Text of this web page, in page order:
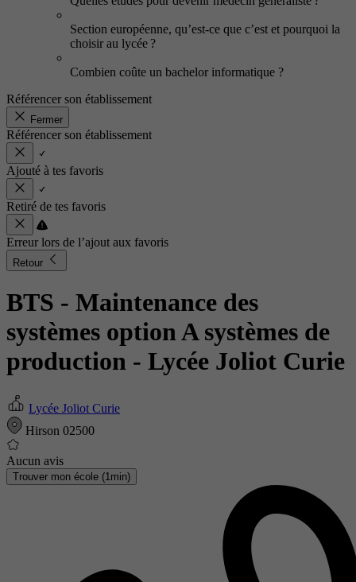
Section européenne, qu’est-ce que c’est et pourquoi la
choisir au lycée ?
Combien coûte un bachelor informatique ?
Référencer son établissement
Fermer
Référencer son établissement
Ajouté à tes favoris
Retiré de tes favoris
Erreur lors de l’ajout aux favoris
Retour
BTS - Maintenance des
systèmes option A systèmes de
production - Lycée Joliot Curie
Lycée Joliot Curie
Hirson 02500
Aucun avis
Trouver mon école (1min)